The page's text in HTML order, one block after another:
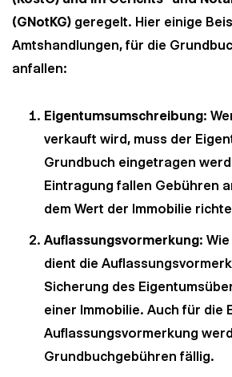
(GNotKG) geregelt. Hier einige
Amtshandlungen, für die
anfallen:
Eigentumsumschreibung:
verkauft wird, muss der
Grundbuch eingetragen
Eintragung fallen Gebühren
dem Wert der Immobilie
Auflassungsvormerkung:
dient die
Sicherung des
einer Immobilie. Auch für die
Auflassungsvormerkung
Grundbuchgebühren fällig.